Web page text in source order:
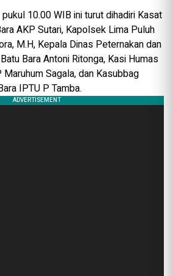
10.00 WIB ini turut dihadiri Kasat
AKP Sutari, Kapolsek Lima Puluh
M.H, Kepala Dinas Peternakan dan
Bara Antoni Ritonga, Kasi Humas
Sagala, dan Kasubbag
IPTU P Tamba.